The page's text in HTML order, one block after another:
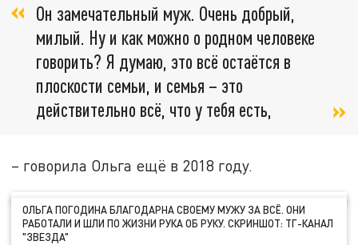
Он замечательный муж. Очень добрый,
милый. Ну и как можно о родном человеке
говорить? Я думаю, это всё остаётся в
плоскости семьи, и семья – это
действительно всё, что у тебя есть,
– говорила Ольга ещё в 2018 году.
ОЛЬГА ПОГОДИНА БЛАГОДАРНА СВОЕМУ МУЖУ ЗА ВСЁ. ОНИ
РАБОТАЛИ И ШЛИ ПО ЖИЗНИ РУКА ОБ РУКУ. СКРИНШОТ: ТГ-КАНАЛ
"ЗВЕЗДА"